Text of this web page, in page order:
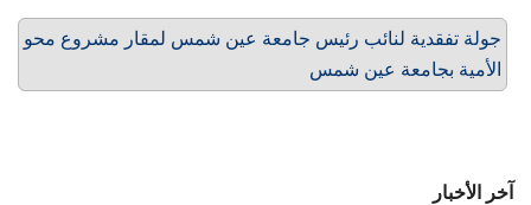
جولة تفقدية لنائب رئيس جامعة عين شمس لمقار مشروع محو
الأمية بجامعة عين شمس
آخر الأخبار